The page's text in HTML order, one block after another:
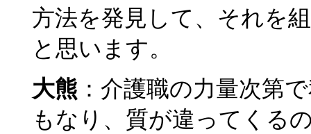
方法を発見して、それを
と思います。
大熊 ：介護職の力量次第
もなり、質が違ってくる